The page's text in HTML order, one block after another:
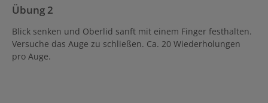
Übung 2
Blick senken und Oberlid sanft mit einem Finger festhalten.
Versuche das Auge zu schließen. Ca. 20 Wiederholungen
pro Auge.